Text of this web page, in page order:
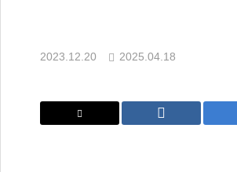
顎咬合学会に参加しまし
2026.07.06
2023.12.20 2025.04.18